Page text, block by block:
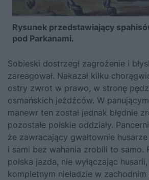
Rysunek przedstawiający
pod Parkanami.
Sobieski dostrzegł zagrożenie i
zareagował. Nakazał kilku
ostry zwrot w prawo, w stronę
osmańskich jeźdźców. W
manewr ten został jednak błędnie
pozostałe polskie oddziały.
że zawracający gwałtownie
i sami bez wahania zrobili to samo.
polska jazda, nie wyłączając husarii,
kompletnym nieładzie w zachodnim